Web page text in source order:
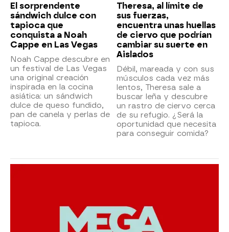
El sorprendente
sándwich dulce con
tapioca que
conquista a Noah
Cappe en Las Vegas
Noah Cappe descubre en
un festival de Las Vegas
una original creación
inspirada en la cocina
asiática: un sándwich
dulce de queso fundido,
pan de canela y perlas de
tapioca.
Theresa, al límite de
sus fuerzas,
encuentra unas huellas
de ciervo que podrían
cambiar su suerte en
Aislados
Débil, mareada y con sus
músculos cada vez más
lentos, Theresa sale a
buscar leña y descubre
un rastro de ciervo cerca
de su refugio. ¿Será la
oportunidad que necesita
para conseguir comida?